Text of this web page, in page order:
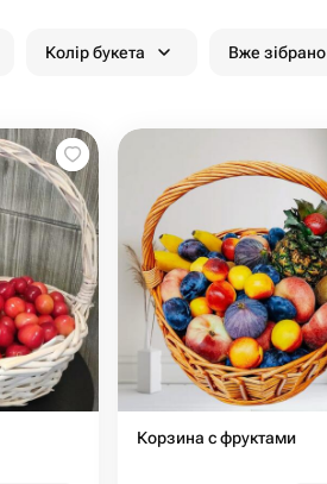
Колір букета Вже зібрано
Корзина с фруктами